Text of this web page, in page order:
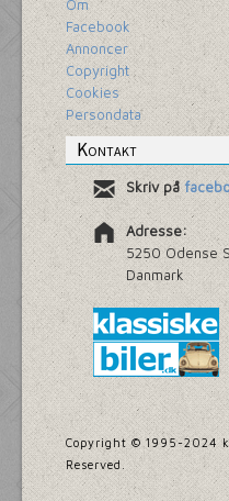
Om
Facebook
Annoncer
Copyright
Cookies
Persondata
Kontakt
Skriv på
Adresse:
5250 Odense
Danmark
Copyright © 1995-2024
Reserved.